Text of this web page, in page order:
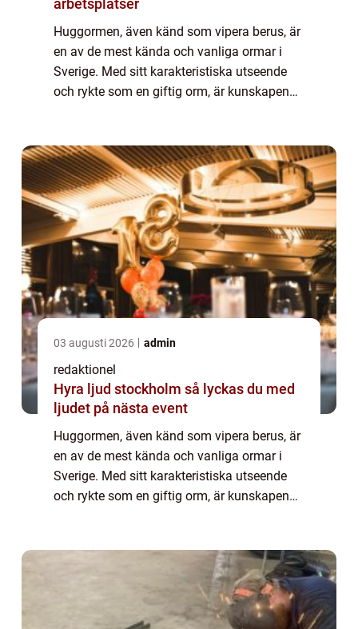
Huggormen, även känd som vipera berus, är
en av de mest kända och vanliga ormar i
Sverige. Med sitt karakteristiska utseende
och rykte som en giftig orm, är kunskapen
03 augusti 2026 admin
redaktionel
Hyra ljud stockholm så lyckas du med
ljudet på nästa event
Huggormen, även känd som vipera berus, är
en av de mest kända och vanliga ormar i
Sverige. Med sitt karakteristiska utseende
och rykte som en giftig orm, är kunskapen